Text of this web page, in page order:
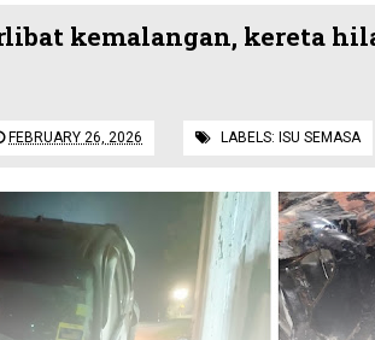
kemalangan, kereta
FEBRUARY 26, 2026 LABELS: ISU SEMASA